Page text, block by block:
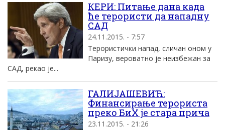
КЕРИ: Питање дана када
ће терористи да нападну
САД
24.11.2015. - 7:57
Терористички напад, сличан оном у
Паризу, вероватно је неизбежан за
САД, рекао је...
ГАЛИЈАШЕВИЋ:
Финансирање терориста
преко БиХ је стара прича
23.11.2015. - 21:26